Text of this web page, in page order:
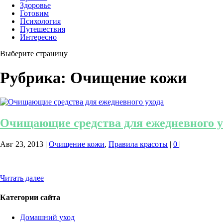
Здоровье
Готовим
Психология
Путешествия
Интересно
Выберите страницу
Рубрика: Очищение кожи
Очищающие средства для ежедневного
Авг 23, 2013 | Очищение кожи, Правила красоты | 0 |
Читать далее
Категории сайта
Домашний уход